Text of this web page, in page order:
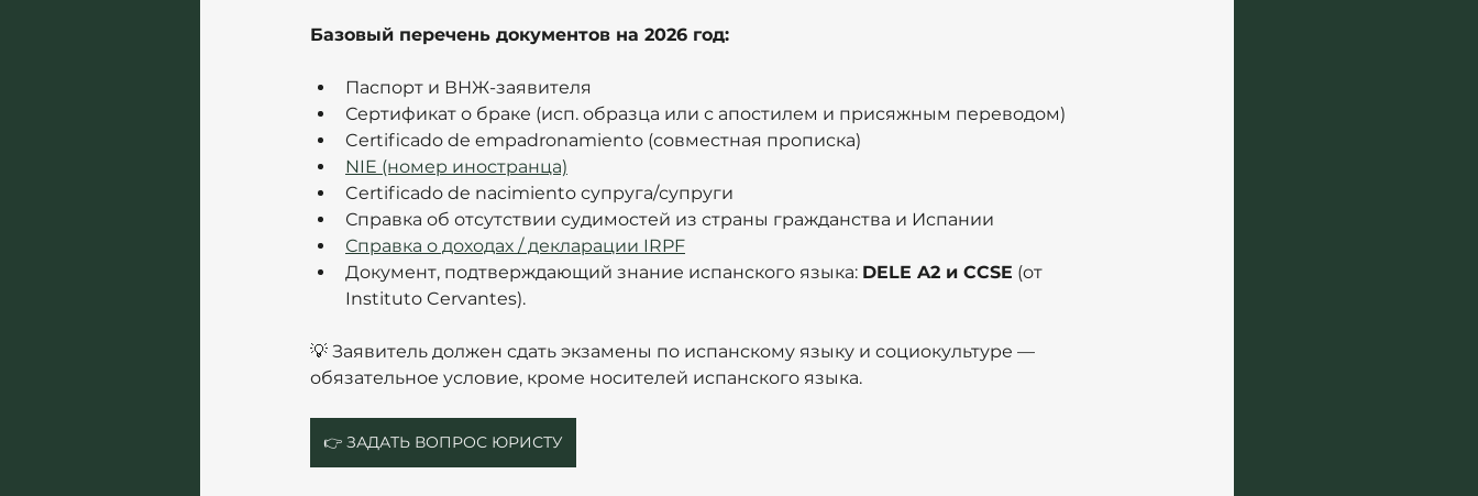
Базовый перечень документов на 2026 год:
Паспорт и ВНЖ-заявителя
Сертификат о браке (исп. образца или с апостилем и присяжным переводом)
Certificado de empadronamiento (совместная прописка)
NIE (номер иностранца)
Certificado de nacimiento супруга/супруги
Справка об отсутствии судимостей из страны гражданства и Испании
Справка о доходах / декларации IRPF
Документ, подтверждающий знание испанского языка: DELE A2 и CCSE (от
Instituto Cervantes).
💡 Заявитель должен сдать экзамены по испанскому языку и социокультуре —
обязательное условие, кроме носителей испанского языка.
👉 ЗАДАТЬ ВОПРОС ЮРИСТУ